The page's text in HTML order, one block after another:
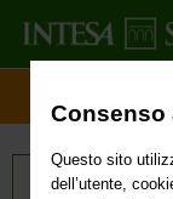
Consenso
Questo sito
dell’utente,